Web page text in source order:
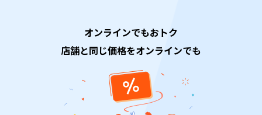
オンラインでもおトク
店舗と同じ価格をオンラインでも